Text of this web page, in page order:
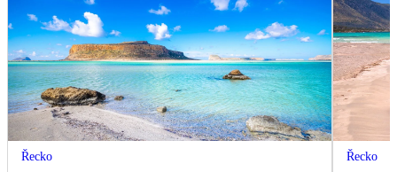
Řecko Řecko